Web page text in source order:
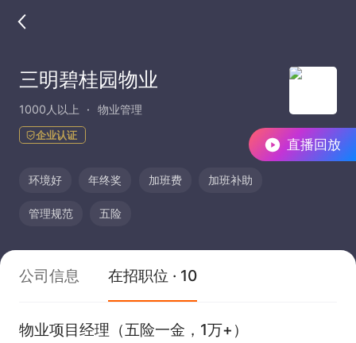
直播回放
三明碧桂园物业
1000人以上 物业管理
企业认证
环境好 年终奖 加班费 加班补助
管理规范 五险
公司信息 在招职位 · 10
物业项目经理（五险一金，1万+）